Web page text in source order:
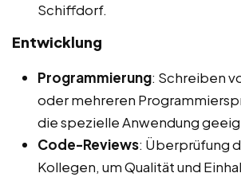
Schiffdorf.
Entwicklung
Programmierung: Schreiben
oder mehreren
die spezielle Anwendung
Code-Reviews: Überprüfung
Kollegen, um Qualität und